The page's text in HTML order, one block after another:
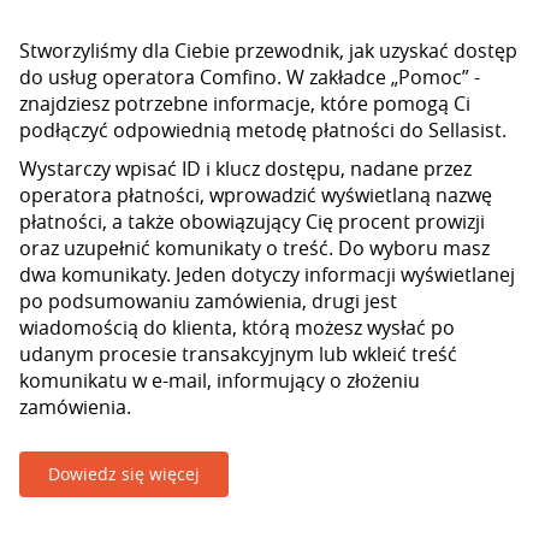
Stworzyliśmy dla Ciebie przewodnik, jak uzyskać dostęp
do usług operatora Comfino. W zakładce „Pomoc” -
znajdziesz potrzebne informacje, które pomogą Ci
podłączyć odpowiednią metodę płatności do Sellasist.
Wystarczy wpisać ID i klucz dostępu, nadane przez
operatora płatności, wprowadzić wyświetlaną nazwę
płatności, a także obowiązujący Cię procent prowizji
oraz uzupełnić komunikaty o treść. Do wyboru masz
dwa komunikaty. Jeden dotyczy informacji wyświetlanej
po podsumowaniu zamówienia, drugi jest
wiadomością do klienta, którą możesz wysłać po
udanym procesie transakcyjnym lub wkleić treść
komunikatu w e-mail, informujący o złożeniu
zamówienia.
Dowiedz się więcej